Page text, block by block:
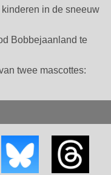
in de sneeuw
Bobbejaanland te
twee mascottes: